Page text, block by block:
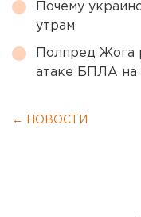
Почему
утрам
Полпред Жога
атаке БПЛА на
← НОВОСТИ